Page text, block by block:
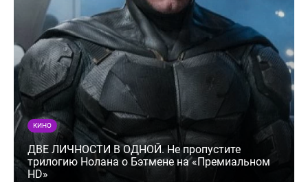
КИНО
ДВЕ ЛИЧНОСТИ В ОДНОЙ. Не пропустите
трилогию Нолана о Бэтмене на «Премиальном
HD»